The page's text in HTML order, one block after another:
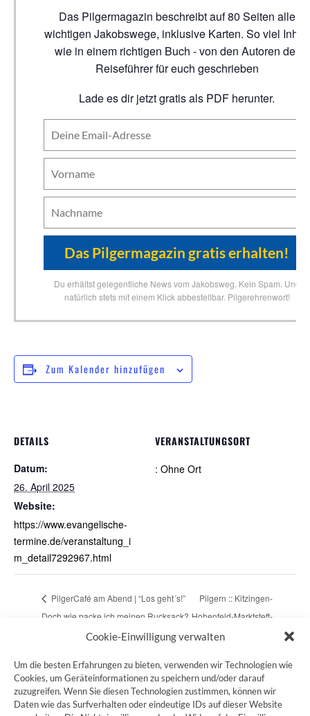
Cookie-Einwilligung verwalten
Um die besten Erfahrungen zu bieten, verwenden wir Technologien wie
Cookies, um Geräteinformationen zu speichern und/oder darauf
zuzugreifen. Wenn Sie diesen Technologien zustimmen, können wir
Daten wie das Surfverhalten oder eindeutige IDs auf dieser Website
Das Pilgermagazin beschreibt auf 80 Seiten alle
wichtigen Jakobswege, inklusive Karten. So viel Inhalt
wie in einem richtigen Buch - von den Autoren der
Reiseführer für euch geschrieben
Lade es dir jetzt gratis als PDF herunter.
Du erhältst gelegentliche News vom Jakobsweg. Kein Spam. Und
natürlich stets mit einem Klick abbestellbar. Pilgerehrenwort!
Zum Kalender hinzufügen
DETAILS
Datum:
26. April 2025
Website:
https://www.evangelische-
termine.de/veranstaltung_i
m_detail7292967.html
VERANSTALTUNGSORT
: Ohne Ort
PilgerCafé am Abend | “Los geht´s!”
Doch wie packe ich meinen Rucksack?
Pilgern :: Kitzingen-
Hohenfeld-Marktsteft-
Marktbreit
ZUM JAKOBSWEG SHOP